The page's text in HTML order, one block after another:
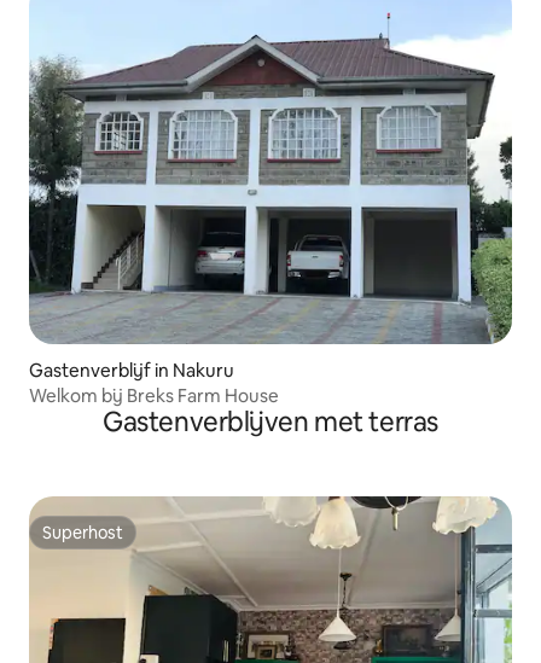
Gastenverblijf in Nakuru
Welkom bij Breks Farm House
Gastenverblijven met terras
Superhost
Superhost